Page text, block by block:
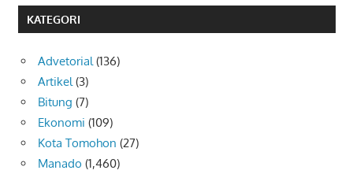
KATEGORI
Advetorial(136)
Artikel(3)
Bitung (7)
Ekonomi (109)
Kota Tomohon (27)
Manado (1,460)